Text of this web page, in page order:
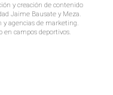
y creación de contenido
Jaime Bausate y Meza.
y agencias de marketing.
campos deportivos.